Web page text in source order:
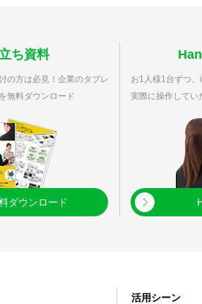
ち資料
の方は必見！企業のタブレ
無料ダウンロード
ダウンロード
お1人様1台ずつ
実際に操作してい
活用シーン